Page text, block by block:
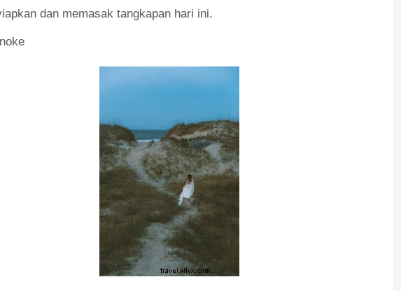
dan memasak tangkapan hari ini.